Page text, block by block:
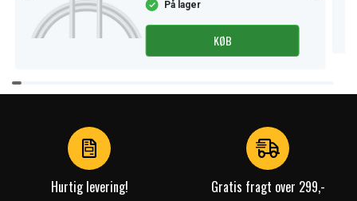
På lager
KØB
Item
1
Hurtig levering! Gratis fragt over 299,-